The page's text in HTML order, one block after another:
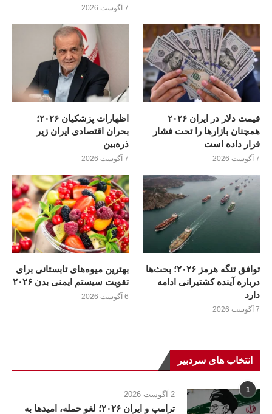
7 آگوست 2026
قیمت دلار در ایران ۲۰۲۶
همچنان بازارها را تحت فشار
قرار داده است
7 آگوست 2026
اظهارات پزشکیان ۲۰۲۶؛
بحران اقتصادی ایران زیر
ذره‌بین
7 آگوست 2026
توافق تنگه هرمز ۲۰۲۶؛ بحث‌ها
درباره آینده کشتیرانی ادامه
دارد
7 آگوست 2026
بهترین میوه‌های تابستانی برای
تقویت سیستم ایمنی بدن ۲۰۲۶
6 آگوست 2026
انتخاب های سردبیر
1 2 آگوست 2026
ترامپ و ایران ۲۰۲۶؛ لغو حمله، امیدها به